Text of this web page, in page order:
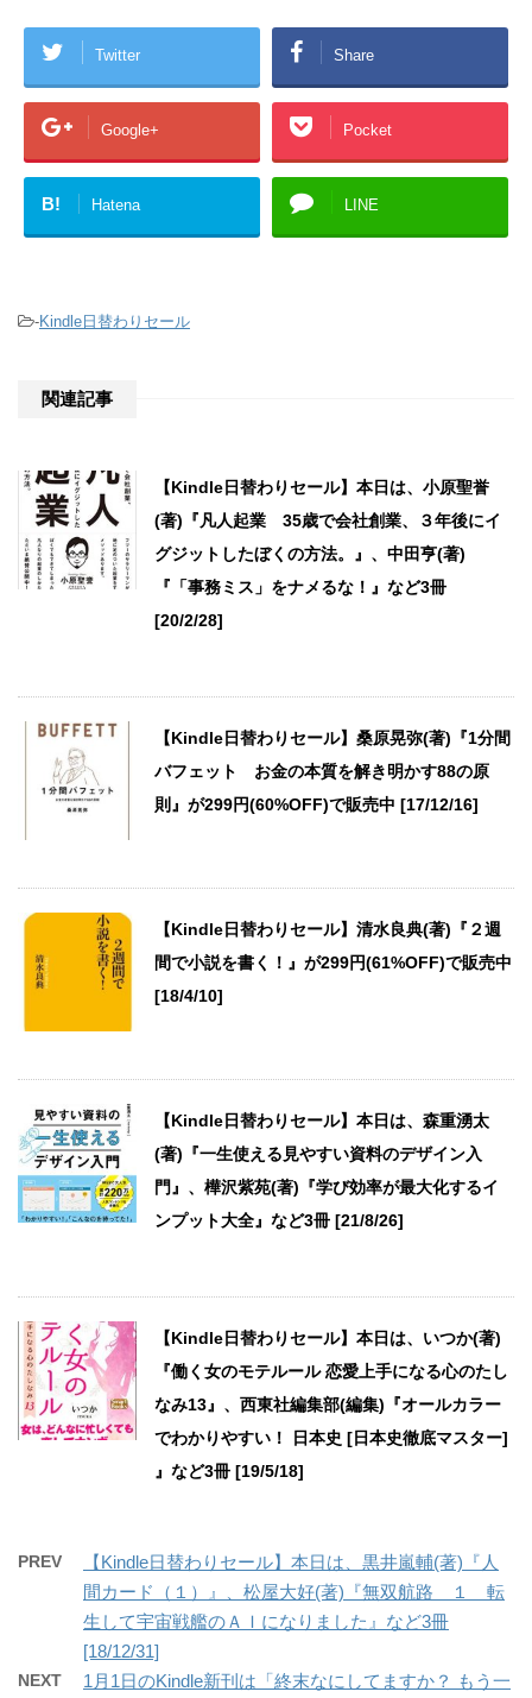
Twitter Share
Google+ Pocket
B! Hatena LINE
-Kindle日替わりセール
関連記事
【Kindle日替わりセール】本日は、小原聖誉
(著)『凡人起業 35歳で会社創業、３年後にイ
グジットしたぼくの方法。』、中田亨(著)
『「事務ミス」をナメるな！』など3冊
[20/2/28]
【Kindle日替わりセール】桑原晃弥(著)『1分間
バフェット お金の本質を解き明かす88の原
則』が299円(60%OFF)で販売中 [17/12/16]
【Kindle日替わりセール】清水良典(著)『２週
間で小説を書く！』が299円(61%OFF)で販売中
[18/4/10]
【Kindle日替わりセール】本日は、森重湧太
(著)『一生使える見やすい資料のデザイン入
門』、樺沢紫苑(著)『学び効率が最大化するイ
ンプット大全』など3冊 [21/8/26]
【Kindle日替わりセール】本日は、いつか(著)
『働く女のモテルール 恋愛上手になる心のたし
なみ13』、西東社編集部(編集)『オールカラー
でわかりやすい！ 日本史 [日本史徹底マスター]
』など3冊 [19/5/18]
PREV
【Kindle日替わりセール】本日は、黒井嵐輔(著)『人
間カード（１）』、松屋大好(著)『無双航路 １ 転
生して宇宙戦艦のＡＩになりました』など3冊
[18/12/31]
NEXT
1月1日のKindle新刊は「終末なにしてますか？ もう一